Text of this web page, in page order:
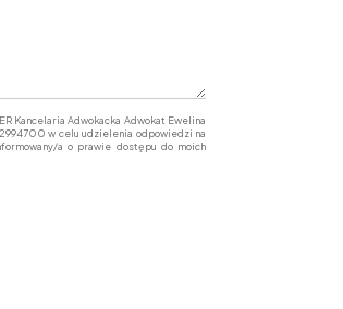
Kancelaria Adwokacka Adwokat Ewelina
w celu udzielenia odpowiedzi na
a o prawie dostępu do moich